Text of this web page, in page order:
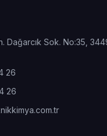
Dağarcık Sok. No:35,
26
26